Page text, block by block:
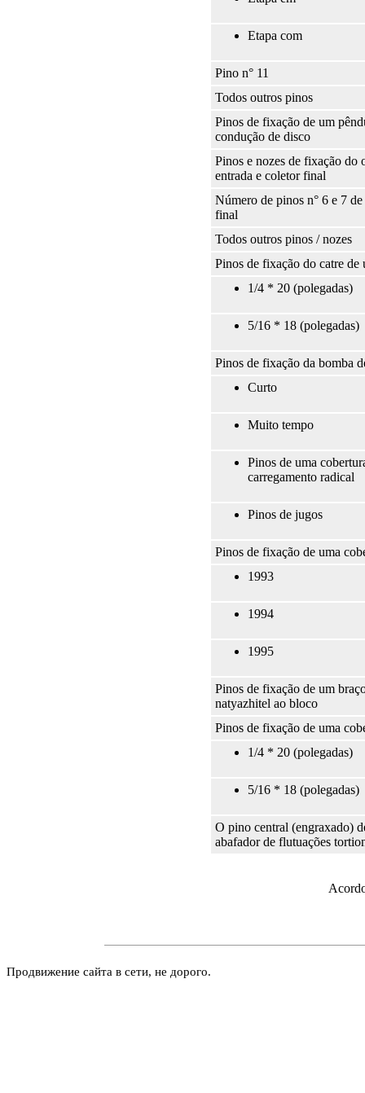
Etapa com
Pino n° 11
Todos outros pinos
Pinos de fixação de um
condução de disco
Pinos e nozes de fixação do
entrada e coletor final
Número de pinos n° 6 e 7
final
Todos outros pinos / nozes
Pinos de fixação do catre de
1/4 * 20 (polegadas)
5/16 * 18 (polegadas)
Pinos de fixação da bomba
Curto
Muito tempo
Pinos de uma
carregamento radical
Pinos de jugos
Pinos de fixação de uma
1993
1994
1995
Pinos de fixação de um
natyazhitel ao bloco
Pinos de fixação de uma
1/4 * 20 (polegadas)
5/16 * 18 (polegadas)
O pino central (engraxado)
abafador de flutuações
Продвижение сайта в сети, не дорого.